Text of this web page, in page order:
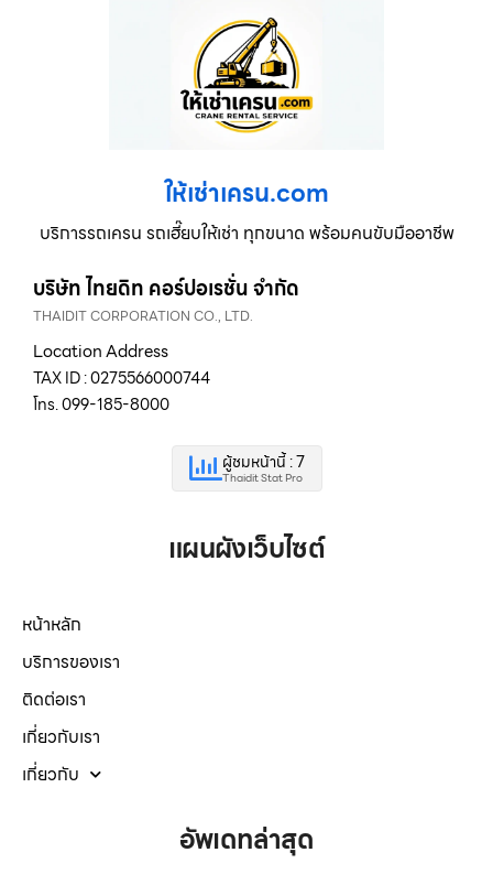
ให้เช่าเครน.com
บริการรถเครน รถเฮี๊ยบให้เช่า ทุกขนาด พร้อมคนขับมืออาชีพ
บริษัท ไทยดิท คอร์ปอเรชั่น จำกัด
THAIDIT CORPORATION CO., LTD.
Location Address
TAX ID : 0275566000744
โทร. 099-185-8000
ผู้ชมหน้านี้ : 7
Thaidit Stat Pro
แผนผังเว็บไซต์
หน้าหลัก
บริการของเรา
ติดต่อเรา
เกี่ยวกับเรา
เกี่ยวกับ
อัพเดทล่าสุด